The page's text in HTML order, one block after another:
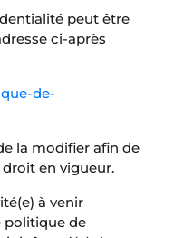
peut être
ci-après
de-
la modifier afin de
en vigueur.
à venir
politique de